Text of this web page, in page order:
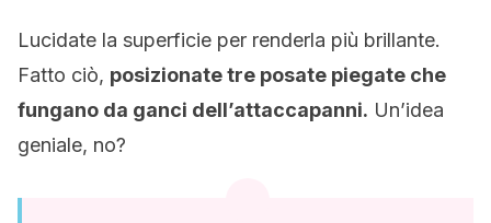
Lucidate la superficie per renderla più brillante.
Fatto ciò, posizionate tre posate piegate che
fungano da ganci dell’attaccapanni. Un’idea
geniale, no?